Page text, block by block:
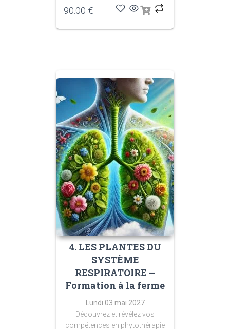
90.00 €
4. LES PLANTES DU
SYSTÈME
RESPIRATOIRE –
Formation à la ferme
Lundi 03 mai 2027
Découvrez et révélez vos
compétences en phytothérapie